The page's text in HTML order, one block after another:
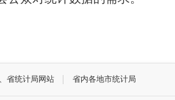
省统计局网站 省内各地市统计局